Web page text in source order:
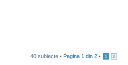
40 subiecte • Pagina 1 din 2 • 1 2